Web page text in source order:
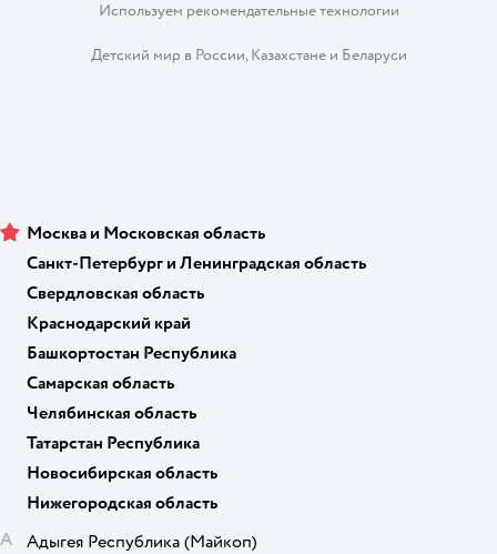
Используем рекомендательные технологии
Детский мир в России,Казахстанеи Беларуси
Москва и Московская область
Санкт-Петербург и Ленинградская область
Свердловская область
Краснодарский край
Башкортостан Республика
Самарская область
Челябинская область
Татарстан Республика
Новосибирская область
Нижегородская область
А
Адыгея Республика (Майкоп)